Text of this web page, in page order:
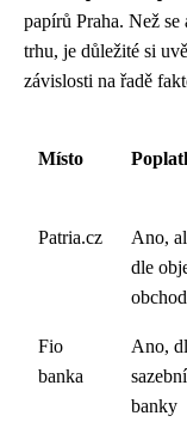
papírů Praha. Než
trhu, je důležité si
závislosti na řadě
Místo
Patria.cz
Ano,
dle
Fio
banka
Ano,
banky